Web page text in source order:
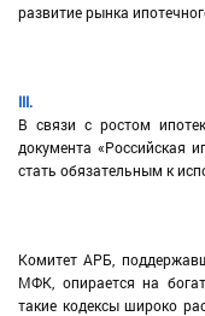
развитие рынка
III.
В связи с ростом
документа «Российская
стать обязательным к
Комитет АРБ,
МФК, опирается на
такие кодексы широко